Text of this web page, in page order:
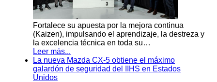
Fortalece su apuesta por la mejora continua
(Kaizen), impulsando el aprendizaje, la destreza y
la excelencia técnica en toda su…
Leer más...
La nueva Mazda CX-5 obtiene el máximo
galardón de seguridad del IIHS en Estados
Unidos